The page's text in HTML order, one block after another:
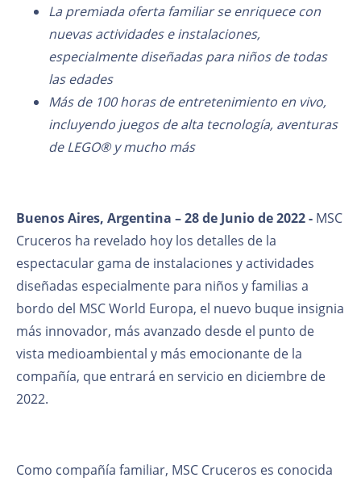
La premiada oferta familiar se enriquece con
nuevas actividades e instalaciones,
especialmente diseñadas para niños de todas
las edades
Más de 100 horas de entretenimiento en vivo,
incluyendo juegos de alta tecnología, aventuras
de LEGO® y mucho más
Buenos Aires, Argentina – 28 de Junio de 2022 - MSC
Cruceros ha revelado hoy los detalles de la
espectacular gama de instalaciones y actividades
diseñadas especialmente para niños y familias a
bordo del MSC World Europa, el nuevo buque insignia
más innovador, más avanzado desde el punto de
vista medioambiental y más emocionante de la
compañía, que entrará en servicio en diciembre de
2022.
Como compañía familiar, MSC Cruceros es conocida